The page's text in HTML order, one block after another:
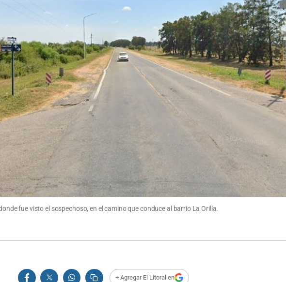
fue visto el sospechoso, en el camino que conduce al barrio La Orilla.
+ Agregar El Litoral en